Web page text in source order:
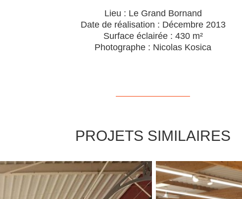
Lieu : Le Grand Bornand
Date de réalisation : Décembre 2013
Surface éclairée : 430 m²
Photographe : Nicolas Kosica
PROJETS SIMILAIRES